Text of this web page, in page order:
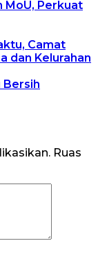
MoU, Perkuat
Camat
dan Kelurahan
Bersih
Ruas